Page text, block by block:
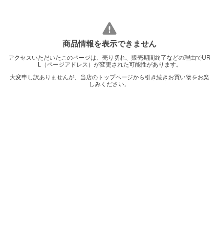
商品情報を表示できません
アクセスいただいたこのページは、売り切れ、販売期間終了などの理由でUR
L（ページアドレス）が変更された可能性があります。
大変申し訳ありませんが、当店のトップページから引き続きお買い物をお楽
しみください。